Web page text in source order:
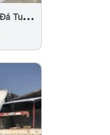
Tung
Định